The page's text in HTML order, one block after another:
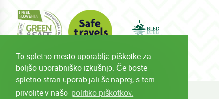
To spletno mesto uporablja piškotke za
boljšo uporabniško izkušnjo. Če boste
spletno stran uporabljali še naprej, s tem
privolite v našo politiko piškotkov.